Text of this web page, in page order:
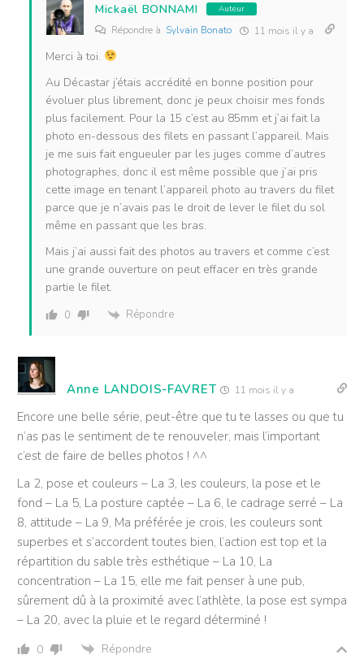
Mickaël BONNAMI Auteur
Répondre à Sylvain Bonato 11 mois il y a
Merci à toi.
Au Décastar j’étais accrédité en bonne position pour
évoluer plus librement, donc je peux choisir mes fonds
plus facilement. Pour la 15 c’est au 85mm et j’ai fait la
photo en-dessous des filets en passant l’appareil. Mais
je me suis fait engueuler par les juges comme d’autres
photographes, donc il est même possible que j’ai pris
cette image en tenant l’appareil photo au travers du filet
parce que je n’avais pas le droit de lever le filet du sol
même en passant que les bras.
Mais j’ai aussi fait des photos au travers et comme c’est
une grande ouverture on peut effacer en très grande
partie le filet.
0 Répondre
Anne LANDOIS-FAVRET 11 mois il y a
Encore une belle série, peut-être que tu te lasses ou que tu
n’as pas le sentiment de te renouveler, mais l’important
c’est de faire de belles photos ! ^^
La 2, pose et couleurs – La 3, les couleurs, la pose et le
fond – La 5, La posture captée – La 6, le cadrage serré – La
8, attitude – La 9, Ma préférée je crois, les couleurs sont
superbes et s’accordent toutes bien, l’action est top et la
répartition du sable très esthétique – La 10, La
concentration – La 15, elle me fait penser à une pub,
sûrement dû à la proximité avec l’athlète, la pose est sympa
– La 20, avec la pluie et le regard déterminé !
0 Répondre